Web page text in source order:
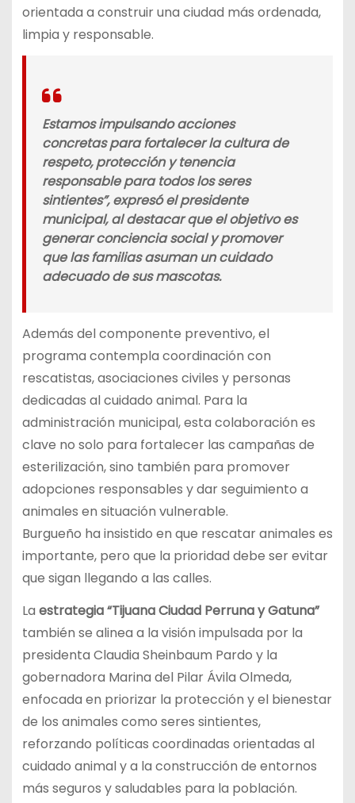
orientada a construir una ciudad más ordenada,
limpia y responsable.
Estamos impulsando acciones
concretas para fortalecer la cultura de
respeto, protección y tenencia
responsable para todos los seres
sintientes”, expresó el presidente
municipal, al destacar que el objetivo es
generar conciencia social y promover
que las familias asuman un cuidado
adecuado de sus mascotas.
Además del componente preventivo, el
programa contempla coordinación con
rescatistas, asociaciones civiles y personas
dedicadas al cuidado animal. Para la
administración municipal, esta colaboración es
clave no solo para fortalecer las campañas de
esterilización, sino también para promover
adopciones responsables y dar seguimiento a
animales en situación vulnerable.
Burgueño ha insistido en que rescatar animales es
importante, pero que la prioridad debe ser evitar
que sigan llegando a las calles.
La estrategia “Tijuana Ciudad Perruna y Gatuna”
también se alinea a la visión impulsada por la
presidenta Claudia Sheinbaum Pardo y la
gobernadora Marina del Pilar Ávila Olmeda,
enfocada en priorizar la protección y el bienestar
de los animales como seres sintientes,
reforzando políticas coordinadas orientadas al
cuidado animal y a la construcción de entornos
más seguros y saludables para la población.